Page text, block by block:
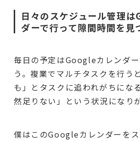
日々のスケジュール管理
ダーで行って隙間時間を見
毎日の予定はGoogleカレンダ
う。複業でマルチタスクを行う
も」とタスクに追われがちにな
然足りない」という状況になり
僕はこのGoogleカレンダーを